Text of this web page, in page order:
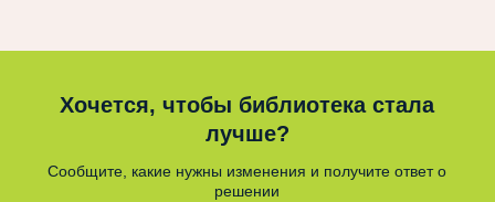
Хочется, чтобы библиотека стала
лучше?
Сообщите, какие нужны изменения и получите ответ о
решении